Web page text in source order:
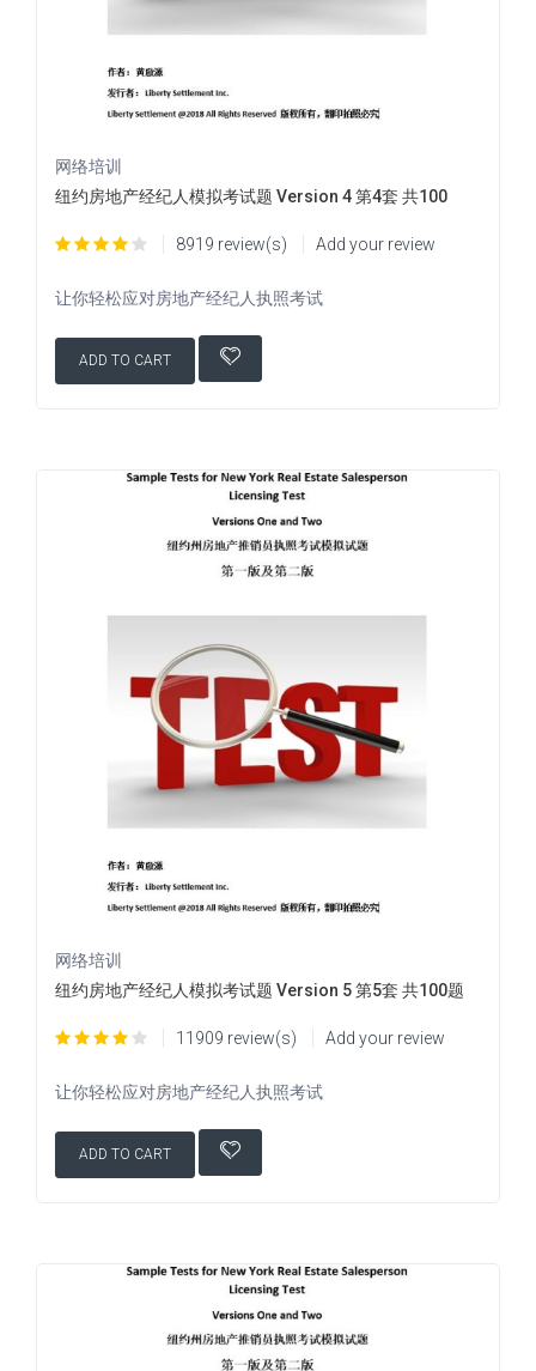
网络培训
纽约房地产经纪人模拟考试题 Version 4 第4套 共100
8919 review(s) Add your review
让你轻松应对房地产经纪人执照考试
ADD TO CART
网络培训
纽约房地产经纪人模拟考试题 Version 5 第5套 共100题
11909 review(s) Add your review
让你轻松应对房地产经纪人执照考试
ADD TO CART